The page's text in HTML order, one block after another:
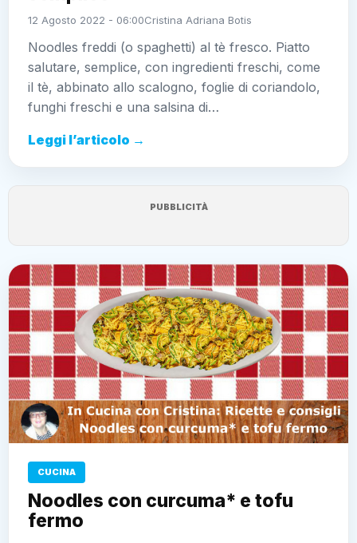
12 Agosto 2022 - 06:00Cristina Adriana Botis
Noodles freddi (o spaghetti) al tè fresco. Piatto
salutare, semplice, con ingredienti freschi, come
il tè, abbinato allo scalogno, foglie di coriandolo,
funghi freschi e una salsina di…
Leggi l’articolo →
PUBBLICITÀ
CUCINA
Noodles con curcuma* e tofu
fermo